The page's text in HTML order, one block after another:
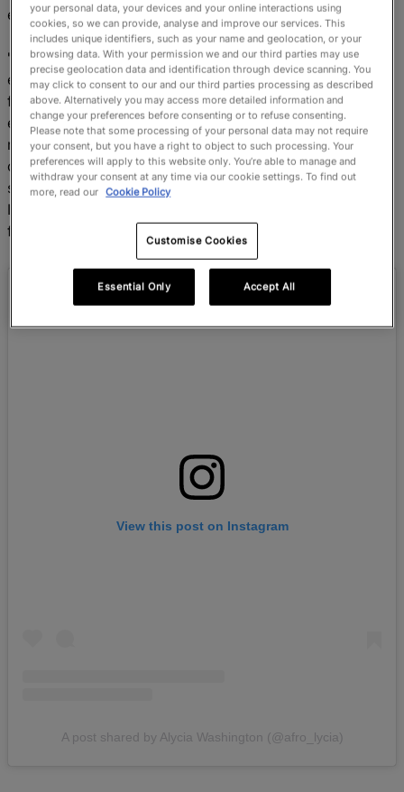
equipo al que venías mirando jugar por años".
"Ganamos y fue un logro increíble. Ese fue un momento
en mi carrera en el que creo que nunca estuve más en
forma que aquel día que pisé la cancha. Éramos un
equipo muy atlético y, como segunda línea, yo estaba
marcando 5.20 en el bronco test. En ese torneo, nuestro
objetivo en el último partido de la fase de grupos era
simplemente conseguir un punto bonus contra
Inglaterra, porque eso nos metía en el top cuatro y en la
fase de eliminación.”
View this post on Instagram
A post shared by Alycia Washington (@afro_lycia)
your personal data, your devices and your online interactions using
cookies, so we can provide, analyse and improve our services. This
includes unique identifiers, such as your name and geolocation, or your
browsing data. With your permission we and our third parties may use
precise geolocation data and identification through device scanning. You
may click to consent to our and our third parties processing as described
above. Alternatively you may access more detailed information and
change your preferences before consenting or to refuse consenting.
Please note that some processing of your personal data may not require
your consent, but you have a right to object to such processing. Your
preferences will apply to this website only. You’re able to manage and
withdraw your consent at any time via our cookie settings. To find out
more, read our Cookie Policy
Customise Cookies
Essential Only Accept All